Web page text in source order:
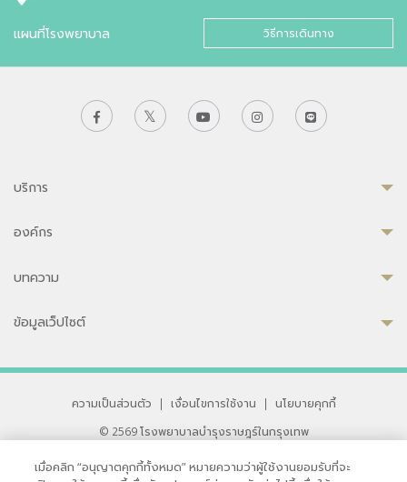
แผนที่โรงพยาบาล วิธีการเดินทาง
บริการ
องค์กร
บทความ
ข้อมูลเว็ปไซต์
ความเป็นส่วนตัว | เงื่อนไขการใช้งาน |
นโยบายคุกกี้
© 2569 โรงพยาบาลบำรุงราษฎร์ในกรุงเทพ
เมื่อคลิก “อนุญาตคุกกี้ทั้งหมด” หมายความว่าผู้ใช้งานยอมรับที่จะ